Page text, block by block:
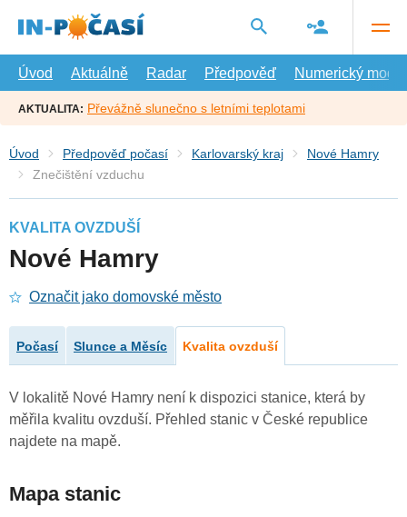
hlavní
Úvod
Aktuálně Radar Předpověď Numerický model
AKTUALITA: Převážně slunečno s letními teplotami
Úvod Předpověď počasí Karlovarský kraj
Nové Hamry
Znečištění vzduchu
KVALITA OVZDUŠÍ
Nové Hamry
Označit jako domovské město
Počasí Slunce a Měsíc Kvalita ovzduší
V lokalitě Nové Hamry není k dispozici stanice, která by
měřila kvalitu ovzduší. Přehled stanic v České republice
najdete na mapě.
Mapa stanic